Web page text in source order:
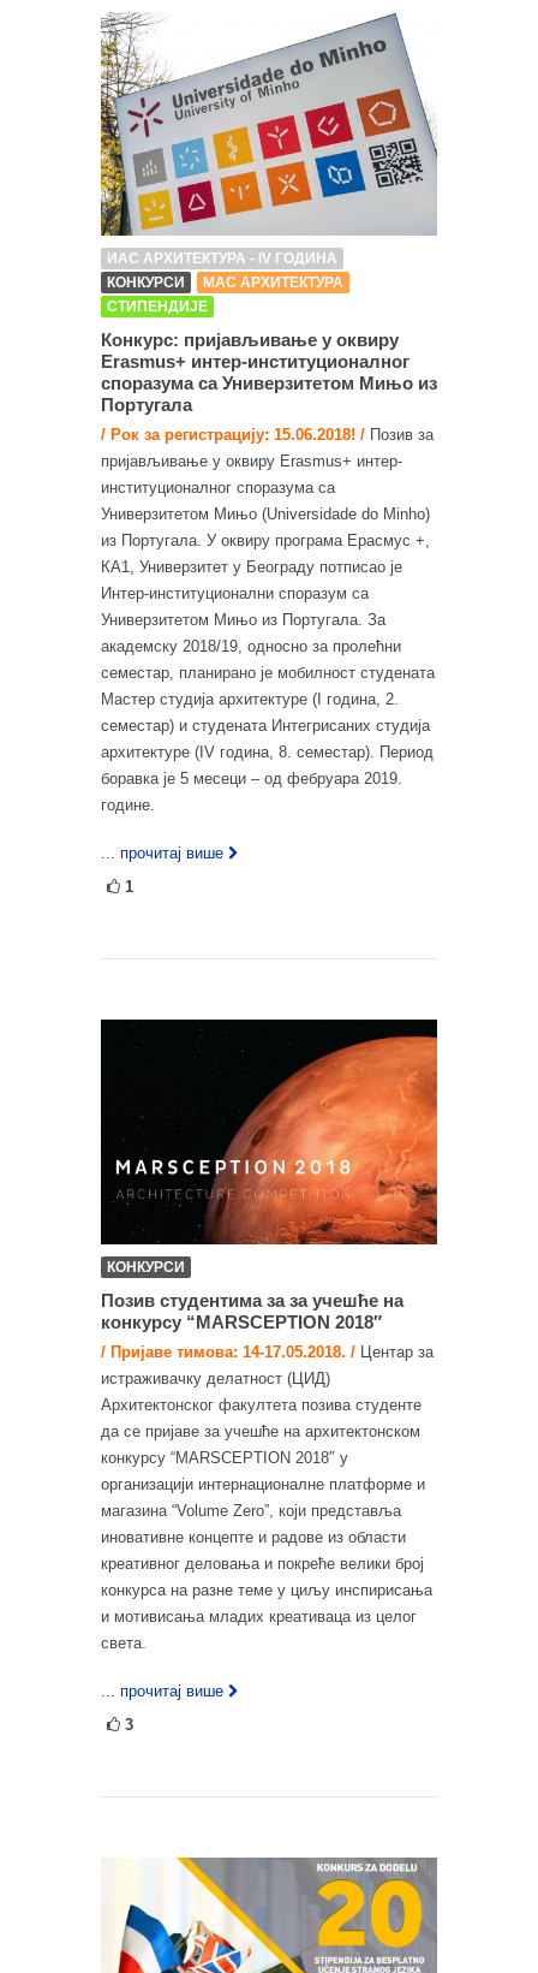
ИАС АРХИТЕКТУРА - IV ГОДИНА
КОНКУРСИ
МАС АРХИТЕКТУРА
СТИПЕНДИЈЕ
Конкурс: пријављивање у оквиру
Erasmus+ интер-институционалног
споразума са Универзитетом Мињо из
Португала
/ Рок за регистрацију: 15.06.2018! / Позив за
пријављивање у оквиру Erasmus+ интер-
институционалног споразума са
Универзитетом Мињо (Universidade do Minho)
из Португала. У оквиру програма Ерасмус +,
КА1, Универзитет у Београду потписао је
Интер-институционални споразум са
Универзитетом Мињо из Португала. За
академску 2018/19, односно за пролећни
семестар, планирано је мобилност студената
Мастер студија архитектуре (I година, 2.
семестар) и студената Интегрисаних студија
архитектуре (IV година, 8. семестар). Период
боравка је 5 месеци – од фебруара 2019.
године.
... прочитај више
1
КОНКУРСИ
Позив студентима за за учешће на
конкурсу “MARSCEPTION 2018″
/ Пријаве тимова: 14-17.05.2018. / Центар за
истраживачку делатност (ЦИД)
Архитектонског факултета позива студенте
да се пријаве за учешће на архитектонском
конкурсу “MARSCEPTION 2018″ у
организацији интернационалнe платформe и
магазинa “Volume Zero”, који представља
иновативне концепте и радове из области
креативног деловања и покреће велики број
конкурса на разне теме у циљу инспирисања
и мотивисања младих креативаца из целог
света.
... прочитај више
3